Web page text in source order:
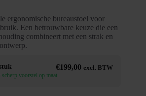
ergonomische bureaustoel voor
Een betrouwbare keuze die een
combineert met een strak en
€199,00 excl. BTW
scherp voorstel op maat